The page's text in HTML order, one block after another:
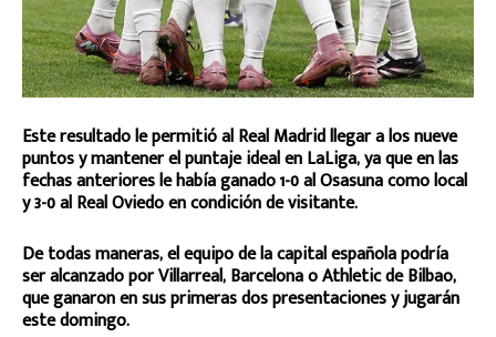
Este resultado le permitió al Real Madrid llegar a los nueve
puntos y mantener el puntaje ideal en LaLiga, ya que en las
fechas anteriores le había ganado 1-0 al Osasuna como local
y 3-0 al Real Oviedo en condición de visitante.
De todas maneras, el equipo de la capital española podría
ser alcanzado por Villarreal, Barcelona o Athletic de Bilbao,
que ganaron en sus primeras dos presentaciones y jugarán
este domingo.